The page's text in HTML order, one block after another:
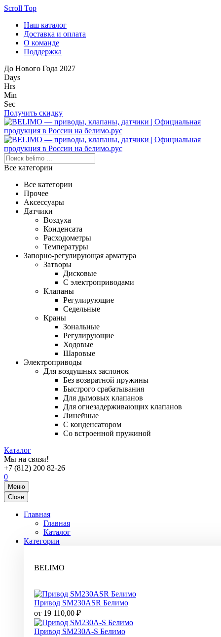
Scroll Top
Наш каталог
Доставка и оплата
О команде
Поддержка
До Нового Года 2027
Days
Hrs
Min
Sec
Получить скидку
Все категории
Все категории
Прочее
Аксессуары
Датчики
Воздуха
Конденсата
Расходометры
Температуры
Запорно-регулирующая арматура
Затворы
Дисковые
С электроприводами
Клапаны
Регулирующие
Седельные
Краны
Зональные
Регулирующие
Ходовые
Шаровые
Электроприводы
Для воздушных заслонок
Без возвратной пружины
Быстрого срабатывания
Для дымовых клапанов
Для огнезадерживающих клапанов
Линейные
С конденсатором
Со встроенной пружиной
Каталог
Мы на связи!
+7 (812) 200 82-26
0
Меню
Close
Главная
Главная
Каталог
Категории
BELIMO
Привод SM230ASR Белимо
от 19 110,00 ₽
Привод SM230A-S Белимо